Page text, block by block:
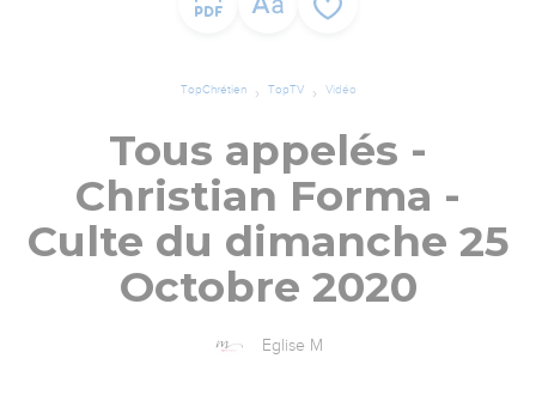
TopChrétien TopTV Vidéo
Tous appelés -
Christian Forma -
Culte du dimanche 25
Octobre 2020
Eglise M